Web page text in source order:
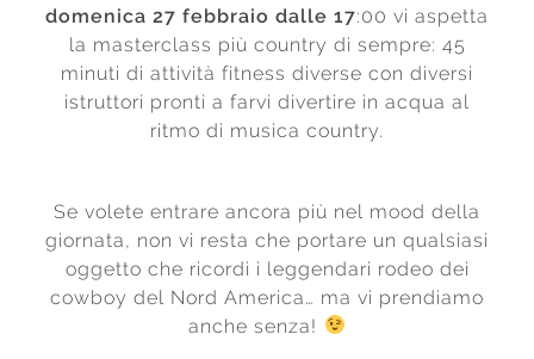
domenica 27 febbraio dalle 17:00 vi aspetta
la masterclass più country di sempre: 45
minuti di attività fitness diverse con diversi
istruttori pronti a farvi divertire in acqua al
ritmo di musica country.
Se volete entrare ancora più nel mood della
giornata, non vi resta che portare un qualsiasi
oggetto che ricordi i leggendari rodeo dei
cowboy del Nord America… ma vi prendiamo
anche senza!